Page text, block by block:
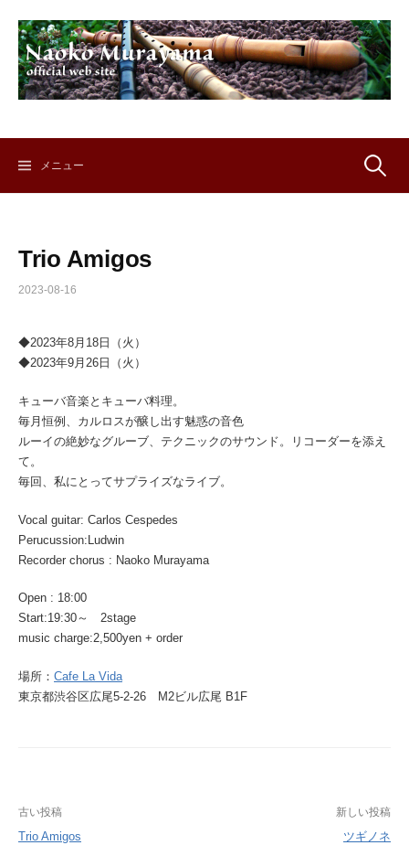
プ
メニュー 検
Trio Amigos
2023-08-16
◆2023年8月18日（火）
◆2023年9月26日（火）
キューバ音楽とキューバ料理。
毎月恒例、カルロスが醸し出す魅惑の音色
ルーイの絶妙なグルーブ、テクニックのサウンド。リコーダーを添え
て。
毎回、私にとってサプライズなライブ。
Vocal guitar: Carlos Cespedes
Perucussion:Ludwin
Recorder chorus : Naoko Murayama
Open : 18:00
Start:19:30～ 2stage
music charge:2,500yen + order
場所： Cafe La Vida
東京都渋谷区広尾5-2-26 M2ビル広尾 B1F
投
古い投稿
Trio Amigos
新しい投稿
ツギノネ